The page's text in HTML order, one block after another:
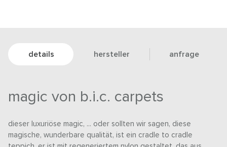
details hersteller anfrage
magic von b.i.c. carpets
dieser luxuriöse magic, ... oder sollten wir sagen, diese
magische, wunderbare qualität, ist ein cradle to cradle